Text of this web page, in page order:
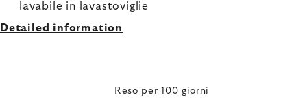
lavabile in lavastoviglie
Detailed information
Reso per 100 giorni